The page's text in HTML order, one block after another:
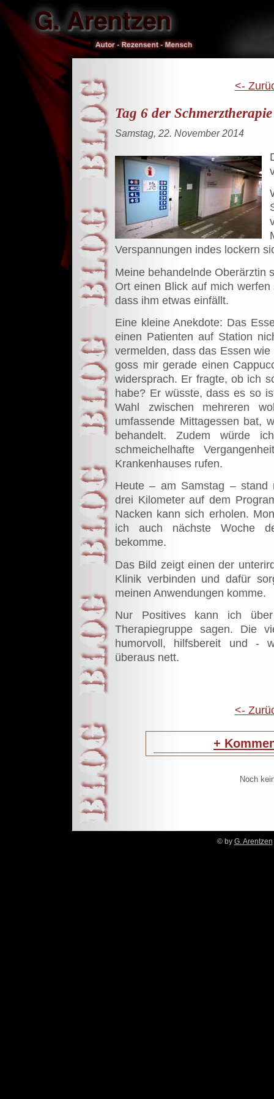
<-
Tag 6 der Schmerztherapie
Samstag, 22. November 2014
Verspannungen indes lockern
Meine behandelnde Oberärztin
Ort einen Blick auf mich
dass ihm etwas einfällt.
Eine kleine Anekdote: Das
einen Patienten auf Station
vermelden, dass das Essen
goss mir gerade einen
widersprach. Er fragte, ob ich
habe? Er wüsste, dass es so
Wahl zwischen mehreren
umfassende Mittagessen bat,
behandelt. Zudem würde
schmeichelhafte
Krankenhauses rufen.
Heute – am Samstag – stand
drei Kilometer auf dem
Nacken kann sich erholen.
ich auch nächste Woche
bekomme.
Das Bild zeigt einen der
Klinik verbinden und dafür
meinen Anwendungen komme.
Nur Positives kann ich
Therapiegruppe sagen. Die
humorvoll, hilfsbereit und -
überaus nett.
<-
+
Noch
© by G. Arentzen